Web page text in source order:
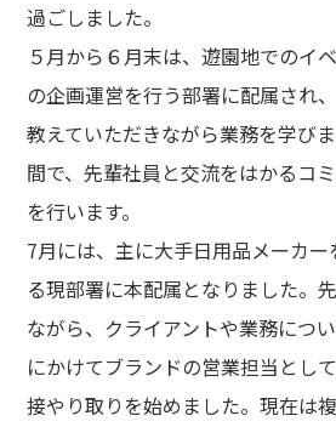
過ごしました。
５月から６月末は、遊園地でのイ
の企画運営を行う部署に配属され
教えていただきながら業務を学び
間で、先輩社員と交流をはかるコ
を行います。
7月には、主に大手日用品メーカ
る現部署に本配属となりました。
ながら、クライアントや業務につ
にかけてブランドの営業担当とし
接やり取りを始めました。現在は